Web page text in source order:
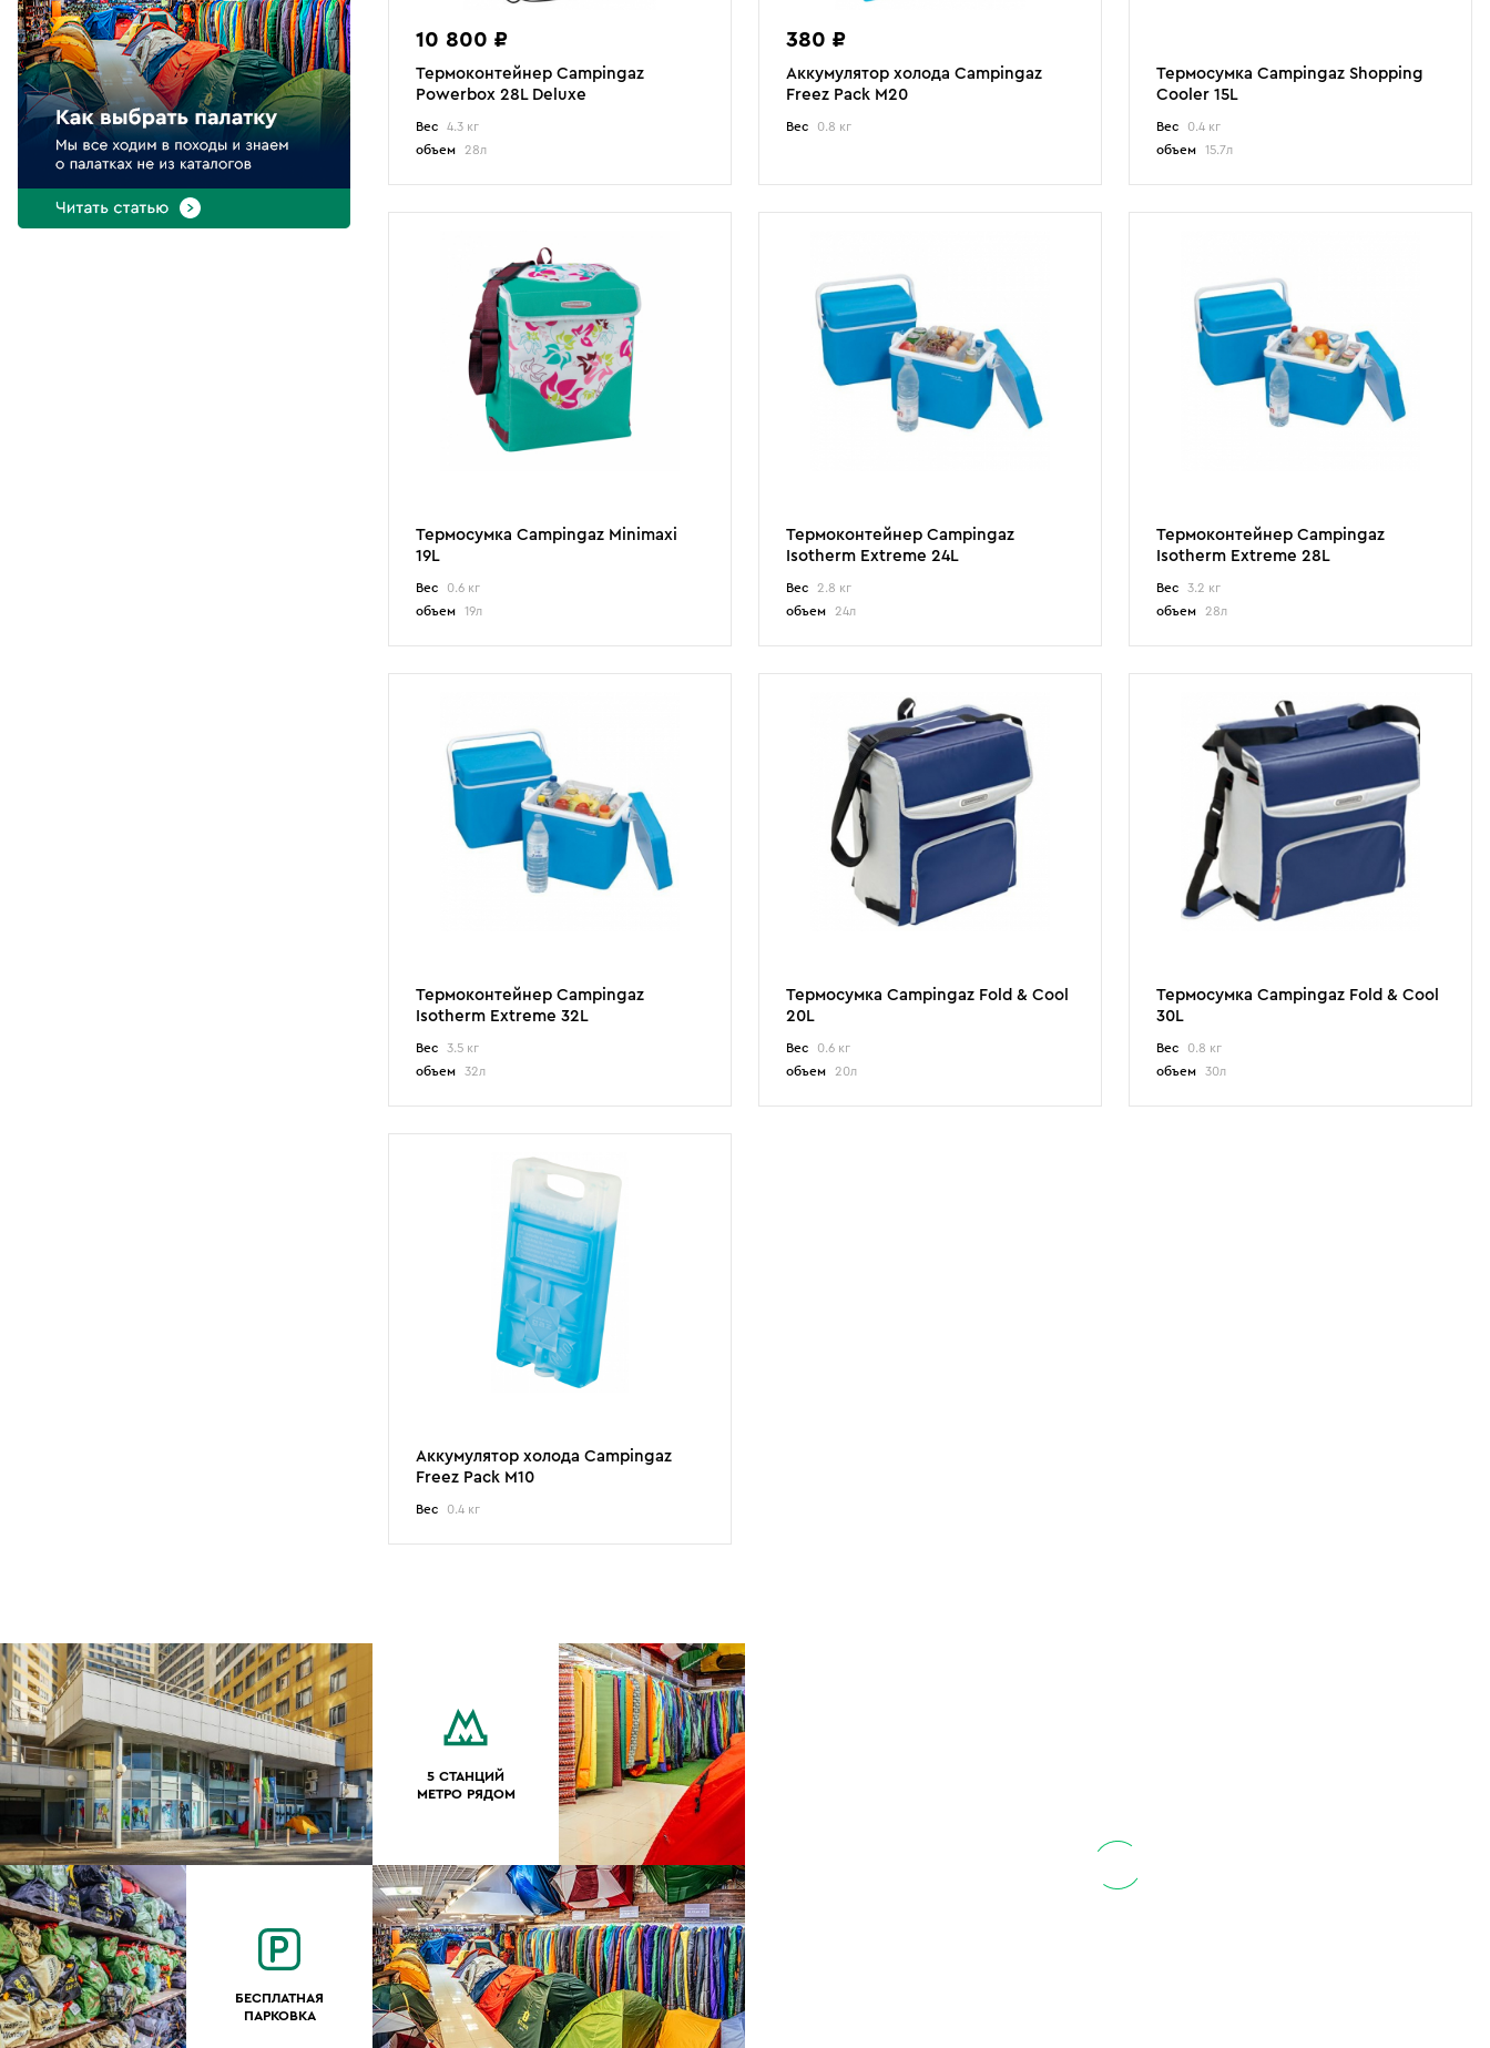
Thermos 2
Tramp 3
Цена
-
10 800 ₽
Термоконтейнер Campingaz
Powerbox 28L Deluxe
Вес
4.3 кг
объем
28л
380 ₽
Аккумулятор холода Campingaz
Freez Pack M20
Вес 0.8 кг
Термосумка Campingaz Shopping
Cooler 15L
Вес
0.4 кг
объем
15.7л
Термосумка Campingaz Minimaxi
19L
Вес
0.6 кг
объем
19л
Термоконтейнер Campingaz
Isotherm Extreme 24L
Вес
2.8 кг
объем
24л
Термоконтейнер Campingaz
Isotherm Extreme 28L
Вес
3.2 кг
объем
28л
Термоконтейнер Campingaz
Isotherm Extreme 32L
Вес
3.5 кг
объем
32л
Термосумка Campingaz Fold & Cool
20L
Вес
0.6 кг
объем
20л
Термосумка Campingaz Fold & Cool
30L
Вес
0.8 кг
объем
30л
Аккумулятор холода Campingaz
Freez Pack M10
Вес 0.4 кг
5 СТАНЦИЙ
МЕТРО РЯДОМ
БЕСПЛАТНАЯ
ПАРКОВКА